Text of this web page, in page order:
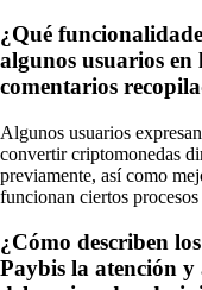
¿Qué
algunos usuarios
comentarios
Algunos usuarios
convertir criptomonedas
previamente, así como
funcionan ciertos
¿Cómo describen
Paybis la atención